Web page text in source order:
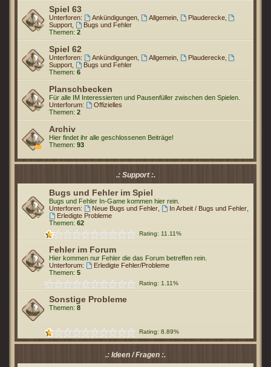
Spiel 63
Unterforen: Ankündigungen, Allgemein, Plauderecke,
Support
Bugs und Fehler
Themen: 2
Spiel 62
Unterforen: Ankündigungen, Allgemein, Plauderecke,
Support
Bugs und Fehler
Themen: 6
Planschbecken
Für alle IM Interessierten und Pausenfüller zwischen den Spielen.
Unterforum:
Offizielles
Themen: 2
Archiv
Hier findet ihr alle geschlossenen Beiträge!
Themen: 93
.: Support :.
Bugs und Fehler im Spiel
Bugs und Fehler In-Game kommen hier rein.
Unterforen:
Neue Bugs und Fehler, In Arbeit / Bugs und Fehler,
Erledigte Probleme
Themen: 62
Rating: 11.11%
Fehler im Forum
Hier kommen nur Fehler die das Forum betreffen rein.
Unterforum:
Erledigte Fehler/Probleme
Themen: 5
Rating: 1.11%
Sonstige Probleme
Themen: 8
Rating: 8.89%
.: Ideen / Fragen :.